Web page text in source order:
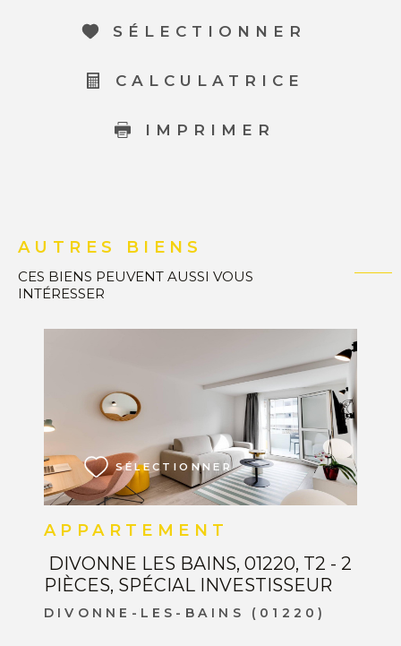
SÉLECTIONNER
CALCULATRICE
IMPRIMER
AUTRES BIENS
CES BIENS PEUVENT AUSSI VOUS
INTÉRESSER
APPARTEMENT
DIVONNE LES BAINS, 01220, T2 - 2
PIÈCES, SPÉCIAL INVESTISSEUR
DIVONNE-LES-BAINS (01220)
SÉLECTIONNER
VOIR LE BIEN